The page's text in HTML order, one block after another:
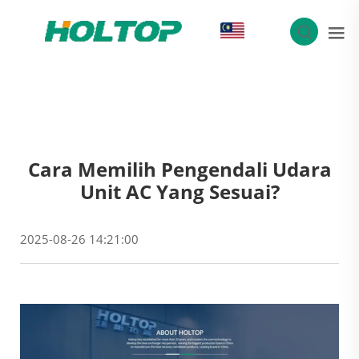
Cara Memilih Pengendali Udara
Unit AC Yang Sesuai?
2025-08-26 14:21:00